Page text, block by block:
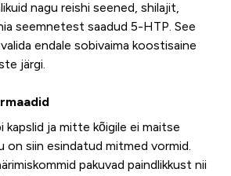
nagu reishi seened, shilajit,
seemnetest saadud 5-HTP. See
endale sobivaima koostisaine
järgi.
kapslid ja mitte kõigile ei maitse
siin esindatud mitmed vormid.
pakuvad paindlikkust nii